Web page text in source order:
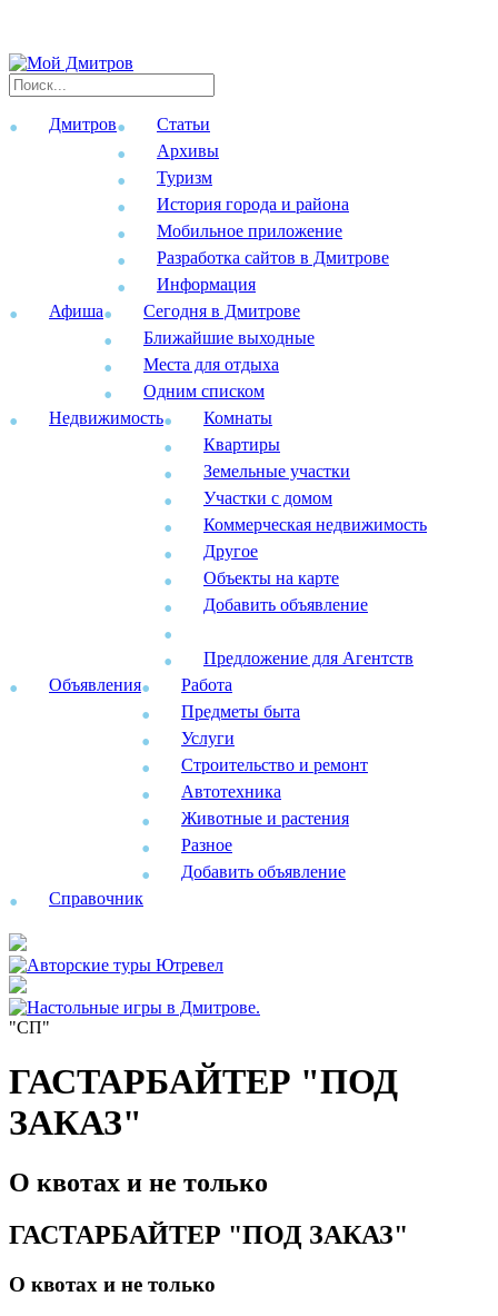
Дмитров
Статьи
Архивы
Туризм
История города и района
Мобильное приложение
Разработка сайтов в Дмитрове
Информация
Афиша
Сегодня в Дмитрове
Ближайшие выходные
Места для отдыха
Одним списком
Недвижимость
Комнаты
Квартиры
Земельные участки
Участки с домом
Коммерческая недвижимость
Другое
Объекты на карте
Добавить объявление
Предложение для Агентств
Объявления
Работа
Предметы быта
Услуги
Строительство и ремонт
Автотехника
Животные и растения
Разное
Добавить объявление
Справочник
"СП"
ГАСТАРБАЙТЕР "ПОД
ЗАКАЗ"
О квотах и не только
ГАСТАРБАЙТЕР "ПОД ЗАКАЗ"
О квотах и не только